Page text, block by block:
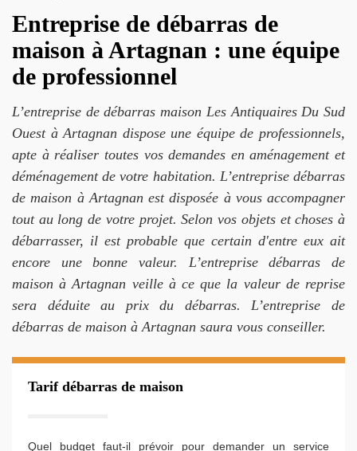
Entreprise de débarras de
maison à Artagnan : une équipe
de professionnel
L’entreprise de débarras maison Les Antiquaires Du Sud
Ouest à Artagnan dispose une équipe de professionnels,
apte à réaliser toutes vos demandes en aménagement et
déménagement de votre habitation. L’entreprise débarras
de maison à Artagnan est disposée à vous accompagner
tout au long de votre projet. Selon vos objets et choses à
débarrasser, il est probable que certain d'entre eux ait
encore une bonne valeur. L’entreprise débarras de
maison à Artagnan veille à ce que la valeur de reprise
sera déduite au prix du débarras. L’entreprise de
débarras de maison à Artagnan saura vous conseiller.
Tarif débarras de maison
Quel budget faut-il prévoir pour demander un service